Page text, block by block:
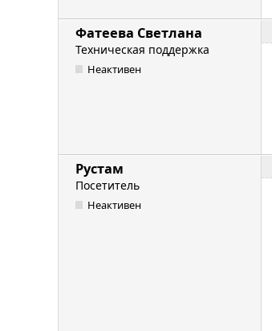
Фатеева Светлана
Техническая поддержка
Неактивен
Рустам
Посетитель
Неактивен